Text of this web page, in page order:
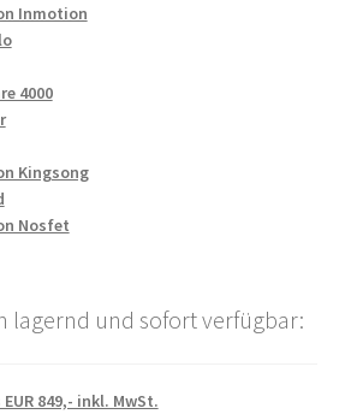
Inmotion
4000
Kingsong
Nosfet
lagernd und sofort verfügbar:
849,- inkl. MwSt.